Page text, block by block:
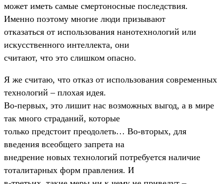
может иметь самые смертоносные последствия.
Именно поэтому многие люди призывают
отказаться от использования нанотехнологий или
искусственного интеллекта, они
считают, что это слишком опасно.
Я же считаю, что отказ от использования современных
технологий – плохая идея.
Во-первых, это лишит нас возможных выгод, а в мире
так много страданий, которые
только предстоит преодолеть… Во-вторых, для
введения всеобщего запрета на
внедрение новых технологий потребуется наличие
тоталитарных форм правления. И